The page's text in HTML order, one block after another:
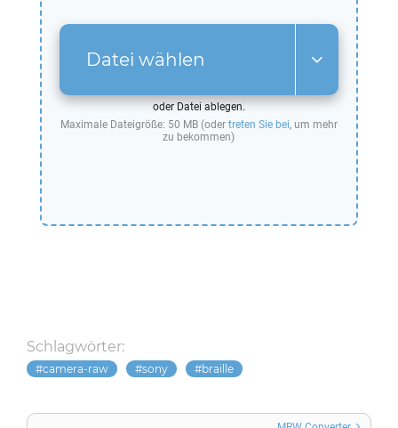
Datei wählen
oder Datei ablegen.
Maximale Dateigröße: 50 MB (oder treten Sie bei, um mehr
zu bekommen)
Schlagwörter:
camera-raw sony braille